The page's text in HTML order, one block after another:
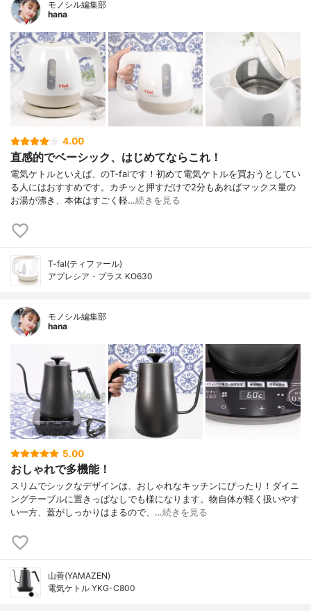
モノシル編集部
hana
4.00
直感的でベーシック、はじめてならこれ！
電気ケトルといえば、のT-falです！初めて電気ケトルを買おうとしてい
る人にはおすすめです。カチッと押すだけで2分もあればマックス量の
お湯が沸き、本体はすごく軽…続きを見る
T-fal(ティファール)
アプレシア・プラス KO630
モノシル編集部
hana
5.00
おしゃれで多機能！
スリムでシックなデザインは、おしゃれなキッチンにぴったり！ダイニ
ングテーブルに置きっぱなしでも様になります。物自体が軽く扱いやす
い一方、蓋がしっかりはまるので、…続きを見る
山善(YAMAZEN)
電気ケトル YKG-C800